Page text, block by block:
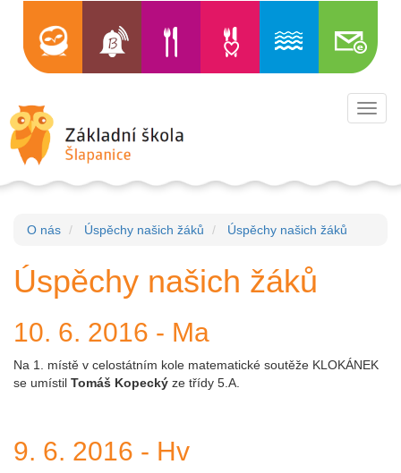
O nás Úspěchy našich žáků Úspěchy našich žáků
Úspěchy našich žáků
10. 6. 2016 - Ma
Na 1. místě v celostátním kole matematické soutěže KLOKÁNEK
se umístil Tomáš Kopecký ze třídy 5.A.
9. 6. 2016 - Hv